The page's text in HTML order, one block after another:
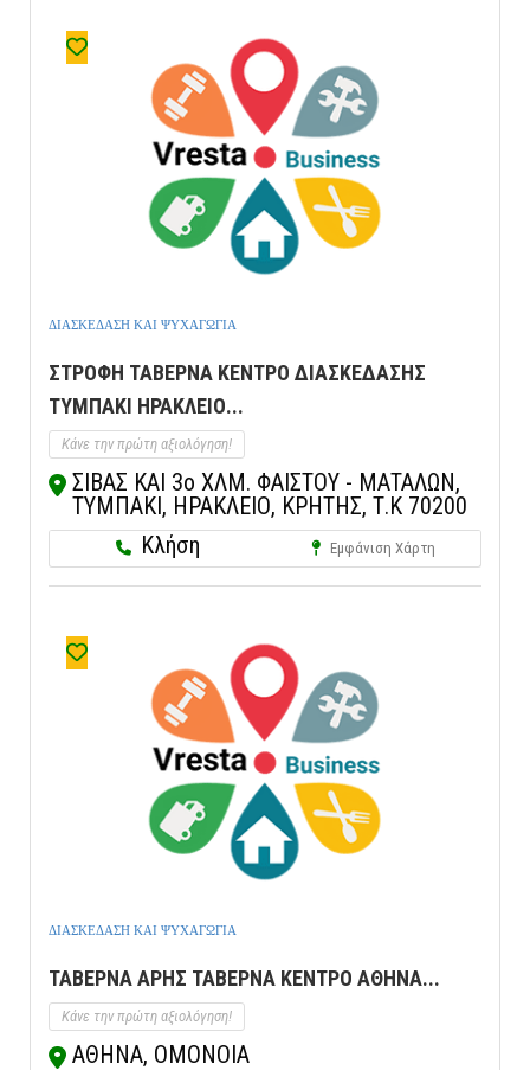
ΔΙΑΣΚΕΔΑΣΗ ΚΑΙ ΨΥΧΑΓΩΓΙΑ
ΣΤΡΟΦΗ ΤΑΒΕΡΝΑ ΚΕΝΤΡΟ ΔΙΑΣΚΕΔΑΣΗΣ
ΤΥΜΠΑΚΙ ΗΡΑΚΛΕΙΟ...
Κάνε την πρώτη αξιολόγηση!
ΣΙΒΑΣ ΚΑΙ 3ο ΧΛΜ. ΦΑΙΣΤΟΥ - ΜΑΤΑΛΩΝ,
ΤΥΜΠΑΚΙ, ΗΡΑΚΛΕΙΟ, ΚΡΗΤΗΣ, Τ.Κ 70200
Κλήση
Εμφάνιση Χάρτη
ΔΙΑΣΚΕΔΑΣΗ ΚΑΙ ΨΥΧΑΓΩΓΙΑ
ΤΑΒΕΡΝΑ ΑΡΗΣ ΤΑΒΕΡΝΑ ΚΕΝΤΡΟ ΑΘΗΝΑ...
Κάνε την πρώτη αξιολόγηση!
ΑΘΗΝΑ, ΟΜΟΝΟΙΑ